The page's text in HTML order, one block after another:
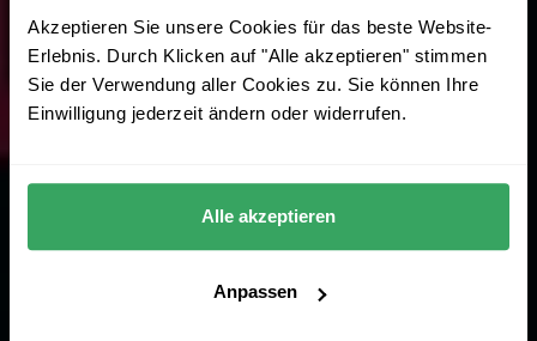
Akzeptieren Sie unsere Cookies für das beste Website-
Erlebnis. Durch Klicken auf "Alle akzeptieren" stimmen
Sie der Verwendung aller Cookies zu. Sie können Ihre
Einwilligung jederzeit ändern oder widerrufen.
Alle akzeptieren
Anpassen